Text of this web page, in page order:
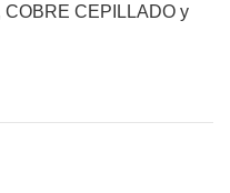
CEPILLADO y